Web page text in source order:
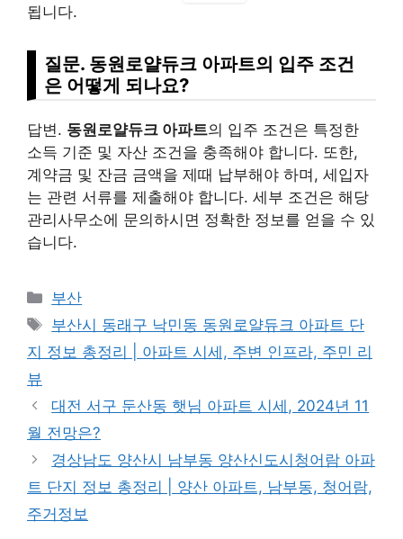
됩니다.
질문. 동원로얄듀크 아파트의 입주 조건
은 어떻게 되나요?
답변. 동원로얄듀크 아파트의 입주 조건은 특정한
소득 기준 및 자산 조건을 충족해야 합니다. 또한,
계약금 및 잔금 금액을 제때 납부해야 하며, 세입자
는 관련 서류를 제출해야 합니다. 세부 조건은 해당
관리사무소에 문의하시면 정확한 정보를 얻을 수 있
습니다.
Categories
부산
Tags
부산시 동래구 낙민동 동원로얄듀크 아파트 단
지 정보 총정리 | 아파트 시세, 주변 인프라, 주민 리
뷰
대전 서구 둔산동 햇님 아파트 시세, 2024년 11
월 전망은?
경상남도 양산시 남부동 양산신도시청어람 아파
트 단지 정보 총정리 | 양산 아파트, 남부동, 청어람,
주거정보